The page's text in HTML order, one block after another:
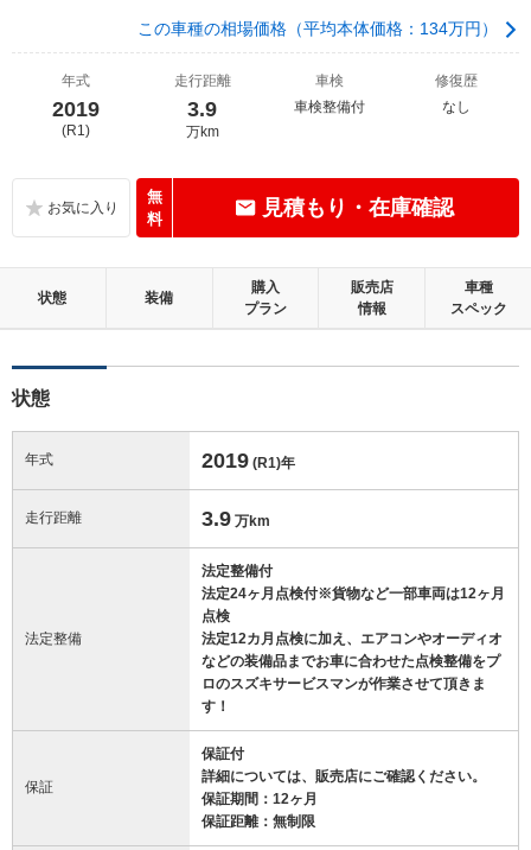
この車種の相場価格（平均本体価格：134万円）
年式
2019
(R1)
走行距離
3.9
万km
車検
車検整備付
修復歴
なし
無
料
見積もり・在庫確認
状態 装備
購入
プラン
販売店
情報
車種
スペック
状態
年式 2019 (R1)年
走行距離 3.9 万km
法定整備
法定整備付
法定24ヶ月点検付※貨物など一部車両は12ヶ月
点検
法定12カ月点検に加え、エアコンやオーディオ
などの装備品までお車に合わせた点検整備をプ
ロのスズキサービスマンが作業させて頂きま
す！
保証
保証付
詳細については、販売店にご確認ください。
保証期間：12ヶ月
保証距離：無制限